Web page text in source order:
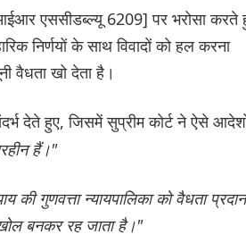
एससीडब्ल्यू 6209] पर भरोसा करते
निर्णयों के साथ विवादों को हल करना
वैधता खो देता है।
देते हुए, जिसमें सुप्रीम कोर्ट ने ऐसे
हैं।"
की गुणवत्ता न्यायपालिका को वैधता प्रदान
बनकर रह जाता है।"